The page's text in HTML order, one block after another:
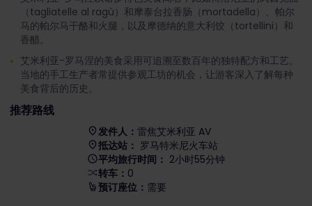
（tagliatelle al ragù）和摩泰台拉香肠（mortadella）、帕尔
马的帕尔马干酪和火腿，以及摩德纳的意大利饺（tortellini）和
香醋。
艾米利亚-罗马涅的美食采用可追溯至数百年的独特配方和工艺。
当地的手工生产者常提供参观工坊的机会，让游客深入了解每种
美食背后的历史。
推荐路线
发件人： 雷焦艾米利亚 AV
抵达站： 罗马特米尼火车站
平均旅行时间： 2小时55分钟
转车： 0
预订座位： 需要